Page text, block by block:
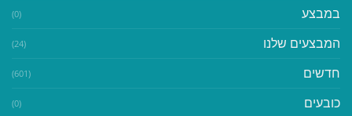
במבצע (0)
המבצעים שלנו (24)
חדשים (601)
כובעים (0)